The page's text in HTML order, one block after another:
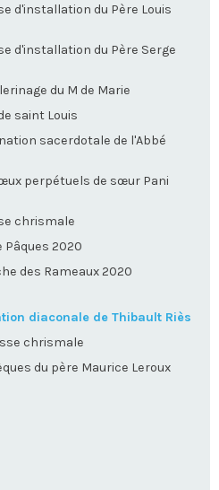
d'installation du Père Louis
d'installation du Père Serge
du M de Marie
saint Louis
sacerdotale de l'Abbé
perpétuels de sœur Pani
chrismale
Pâques 2020
des Rameaux 2020
diaconale de Thibault Riès
chrismale
du père Maurice Leroux